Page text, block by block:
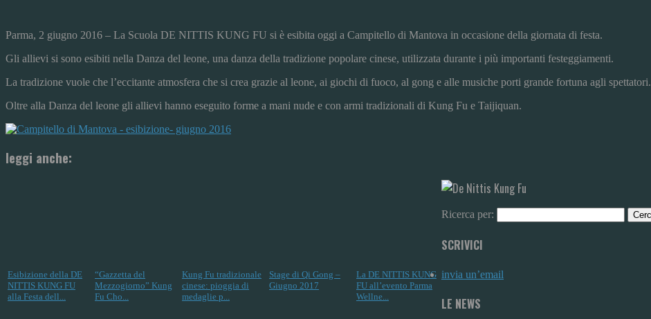
Parma, 2 giugno 2016 – La Scuola DE NITTIS KUNG FU si è esibita oggi a Campitello di Mantova in occasione della giornata di festa.
Gli allievi si sono esibiti nella Danza del leone, una danza della tradizione popolare cinese, utilizzata durante i più importanti festeggiamenti.
La tradizione vuole che l’eccitante atmosfera che si crea grazie al leone, ai giochi di fuoco, al gong e alle musiche porti grande fortuna agli spettatori.
Oltre alla Danza del leone gli allievi hanno eseguito forme a mani nude e con armi tradizionali di Kung Fu e Taijiquan.
leggi anche:
Esibizione della DE
NITTIS KUNG FU
alla Festa dell...
“Gazzetta del
Mezzogiorno” Kung
Fu Cho...
Kung Fu tradizionale
cinese: pioggia di
medaglie p...
Stage di Qi Gong –
Giugno 2017
La DE NITTIS KUNG
FU all’evento Parma
Wellne...
Ricerca per:
SCRIVICI
invia un’email
LE NEWS